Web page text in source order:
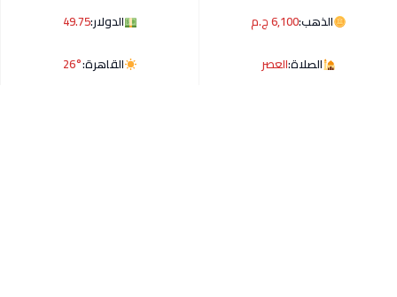
الذهب:6,100 ج.م الدولار:49.75
الصلاة:العصر القاهرة:26°